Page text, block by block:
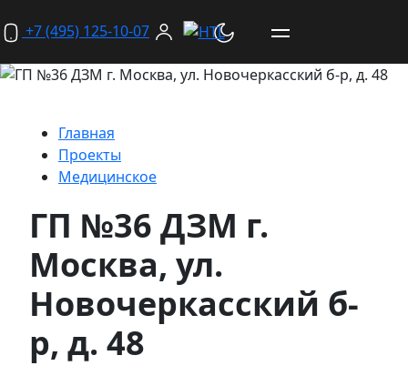
+7 (495) 125-10-07
Главная
Проекты
Медицинское
ГП №36 ДЗМ г.
Москва, ул.
Новочеркасский б-
р, д. 48